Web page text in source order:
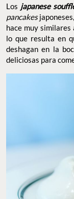
Los japanese
pancakes
hace muy similares
lo que resulta en
deshagan en la
deliciosas para